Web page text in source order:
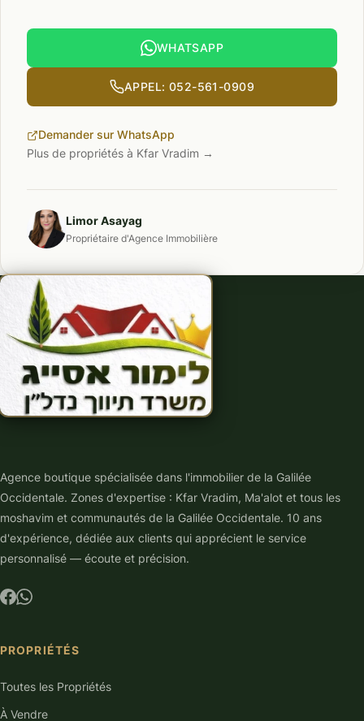
WHATSAPP
APPEL: 052-561-0909
Demander sur WhatsApp
Plus de propriétés à Kfar Vradim →
Limor Asayag
Propriétaire d'Agence Immobilière
Agence boutique spécialisée dans l'immobilier de la Galilée
Occidentale. Zones d'expertise : Kfar Vradim, Ma'alot et tous les
moshavim et communautés de la Galilée Occidentale. 10 ans
d'expérience, dédiée aux clients qui apprécient le service
personnalisé — écoute et précision.
PROPRIÉTÉS
Toutes les Propriétés
À Vendre